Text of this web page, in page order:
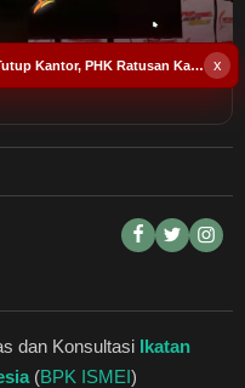
dan Konsultasi Ikatan
(BPK ISMEI)
x
TikTok Mendadak Tutup Kantor, PHK Ratusan Karyawan di Amerika